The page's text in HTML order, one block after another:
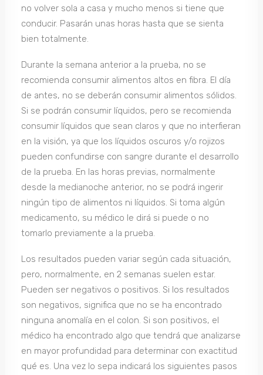
no volver sola a casa y mucho menos si tiene que
conducir. Pasarán unas horas hasta que se sienta
bien totalmente.
Durante la semana anterior a la prueba, no se
recomienda consumir alimentos altos en fibra. El día
de antes, no se deberán consumir alimentos sólidos.
Si se podrán consumir líquidos, pero se recomienda
consumir líquidos que sean claros y que no interfieran
en la visión, ya que los líquidos oscuros y/o rojizos
pueden confundirse con sangre durante el desarrollo
de la prueba. En las horas previas, normalmente
desde la medianoche anterior, no se podrá ingerir
ningún tipo de alimentos ni líquidos. Si toma algún
medicamento, su médico le dirá si puede o no
tomarlo previamente a la prueba.
Los resultados pueden variar según cada situación,
pero, normalmente, en 2 semanas suelen estar.
Pueden ser negativos o positivos. Si los resultados
son negativos, significa que no se ha encontrado
ninguna anomalía en el colon. Si son positivos, el
médico ha encontrado algo que tendrá que analizarse
en mayor profundidad para determinar con exactitud
qué es. Una vez lo sepa indicará los siguientes pasos